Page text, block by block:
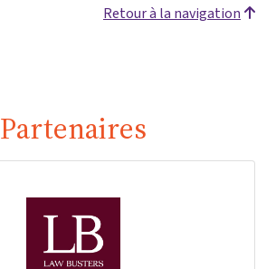
Retour à la navigation
Partenaires